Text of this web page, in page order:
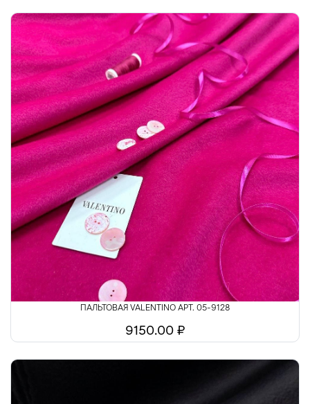
ПАЛЬТОВАЯ VALENTINO АРТ. 05-9128
9150.00 ₽